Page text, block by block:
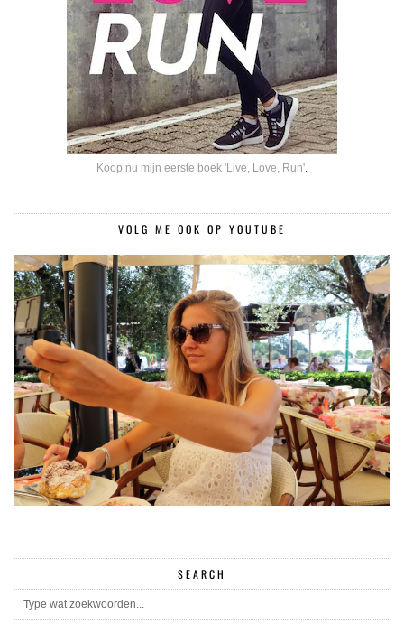
Koop nu mijn eerste boek 'Live, Love, Run'
VOLG ME OOK OP YOUTUBE
SEARCH